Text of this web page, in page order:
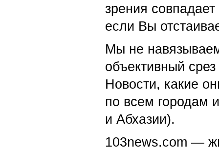
зрения
если Вы
Мы не
объективный
Новости, какие
по всем городам
и Абхазии).
103news.com —